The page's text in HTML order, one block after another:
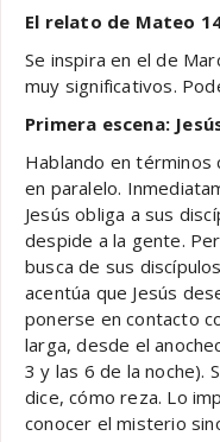
El relato de Mateo
Se inspira en el de
muy significativos.
Primera escena:
Hablando en términos
en paralelo.
Jesús obliga a sus
despide a la gente.
busca de sus
acentúa que Jesús
ponerse en contacto
larga, desde el
3 y las 6 de la noche).
dice, cómo reza. Lo
conocer el misterio